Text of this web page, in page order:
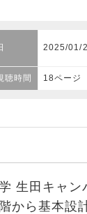
2025/01/
聴時間 18ページ
生田キャン
から基本設